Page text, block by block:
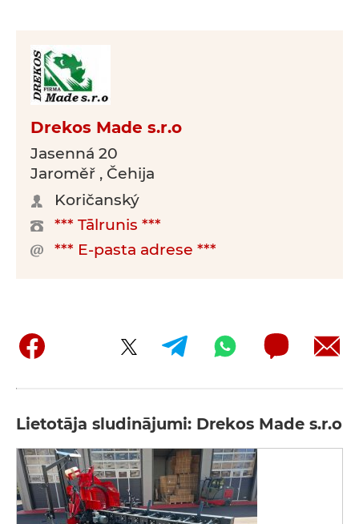
Drekos Made s.r.o
Jasenná 20
Jaroměř , Čehija
Koričanský
*** Tālrunis ***
*** E-pasta adrese ***
Lietotāja sludinājumi: Drekos Made s.r.o